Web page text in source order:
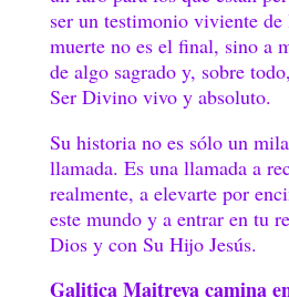
ser un testimonio viviente de
muerte no es el final, sino a
de algo sagrado y, sobre
Ser Divino vivo y absoluto.
Su historia no es sólo un
llamada. Es una llamada a
realmente, a elevarte por
este mundo y a entrar en tu
Dios y con Su Hijo Jesús.
Galitica Maitreya camina